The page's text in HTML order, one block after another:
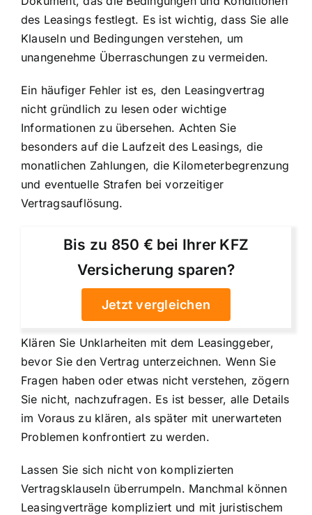
des Leasings festlegt. Es ist wichtig, dass Sie alle
Klauseln und Bedingungen verstehen, um
unangenehme Überraschungen zu vermeiden.
Ein häufiger Fehler ist es, den Leasingvertrag
nicht gründlich zu lesen oder wichtige
Informationen zu übersehen. Achten Sie
besonders auf die Laufzeit des Leasings, die
monatlichen Zahlungen, die Kilometerbegrenzung
und eventuelle Strafen bei vorzeitiger
Vertragsauflösung.
Bis zu 850 € bei Ihrer KFZ
Versicherung sparen?
Jetzt vergleichen
Klären Sie Unklarheiten mit dem Leasinggeber,
bevor Sie den Vertrag unterzeichnen. Wenn Sie
Fragen haben oder etwas nicht verstehen, zögern
Sie nicht, nachzufragen. Es ist besser, alle Details
im Voraus zu klären, als später mit unerwarteten
Problemen konfrontiert zu werden.
Lassen Sie sich nicht von komplizierten
Vertragsklauseln überrumpeln. Manchmal können
Leasingverträge kompliziert und mit juristischem